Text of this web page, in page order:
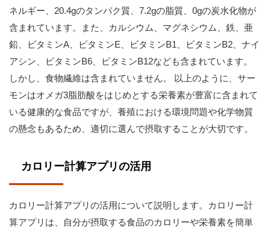
ネルギー、20.4gのタンパク質、7.2gの脂質、0gの炭水化物が
含まれています。また、カルシウム、マグネシウム、鉄、亜
鉛、ビタミンA、ビタミンE、ビタミンB1、ビタミンB2、ナイ
アシン、ビタミンB6、ビタミンB12なども含まれています。
しかし、食物繊維は含まれていません。 以上のように、サー
モンはオメガ3脂肪酸をはじめとする栄養素が豊富に含まれて
いる健康的な食品ですが、養殖における環境問題や化学物質
の懸念もあるため、適切に選んで摂取することが大切です。
カロリー計算アプリの活用
カロリー計算アプリの活用について説明します。カロリー計
算アプリは、自分が摂取する食品のカロリーや栄養素を簡単